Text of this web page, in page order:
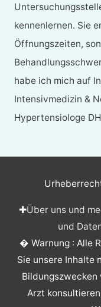
kennenlernen. Sie
Öffnungszeiten,
habe ich mich auf
Intensivmedizin &
Hypertensiologe
✚Über uns und
und
� Warnung : Alle
Sie unsere Inhalte
Bildungszwecken
Arzt